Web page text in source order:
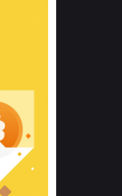
quốc
kích
hiểu
tác